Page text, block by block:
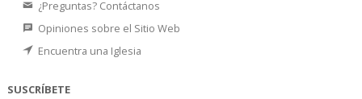
¿Preguntas? Contáctanos
Opiniones sobre el Sitio Web
Encuentra una Iglesia
SUSCRÍBETE